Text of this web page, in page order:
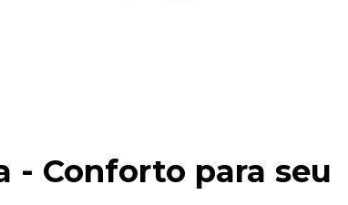
- Conforto para seu